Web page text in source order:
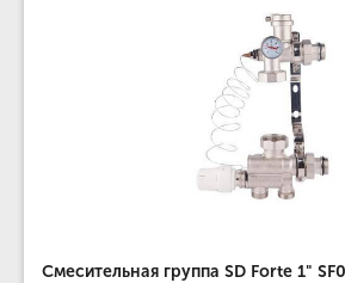
Смесительная группа SD Forte 1"